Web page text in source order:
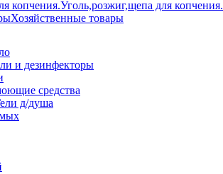
Уголь,розжиг,щепа для копчения.
Хозяйственные товары
и дезинфекторы
средства
д/душа